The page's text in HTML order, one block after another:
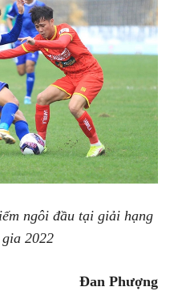
ngôi đầu tại giải hạng
2022
Đan Phượng